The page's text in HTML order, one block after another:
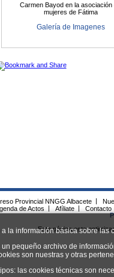
a la información básica sobre
pequeño archivo de
son nuestras y otras
las cookies técnicas son
Carmen Bayod en la asociación
mujeres de Fátima
Galería de Imagenes
Provincial NNGG Albacete
de Actos Afíliate Contacto
Esta página esta